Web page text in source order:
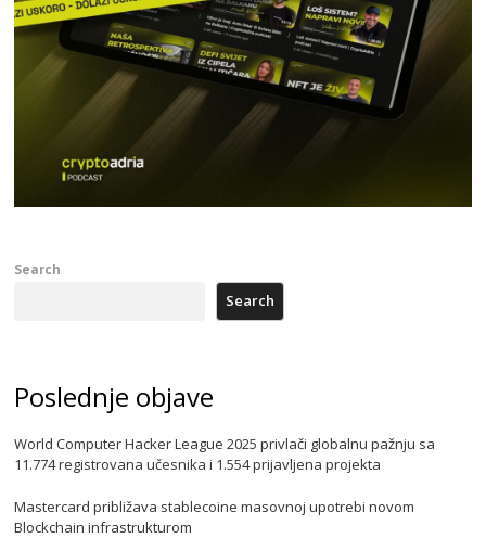
Search
Search
Poslednje objave
World Computer Hacker League 2025 privlači globalnu pažnju sa
11.774 registrovana učesnika i 1.554 prijavljena projekta
Mastercard približava stablecoine masovnoj upotrebi novom
Blockchain infrastrukturom